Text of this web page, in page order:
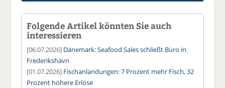
Folgende Artikel könnten Sie auch
interessieren
[06.07.2026] Dänemark: Seafood Sales schließt Büro in
Frederikshavn
[01.07.2026] Fischanlandungen: 7 Prozent mehr Fisch, 32
Prozent höhere Erlöse